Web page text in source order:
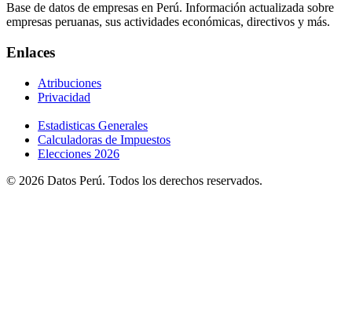
Base de datos de empresas en Perú. Información actualizada sobre
empresas peruanas, sus actividades económicas, directivos y más.
Enlaces
Atribuciones
Privacidad
Estadisticas Generales
Calculadoras de Impuestos
Elecciones 2026
© 2026 Datos Perú. Todos los derechos reservados.